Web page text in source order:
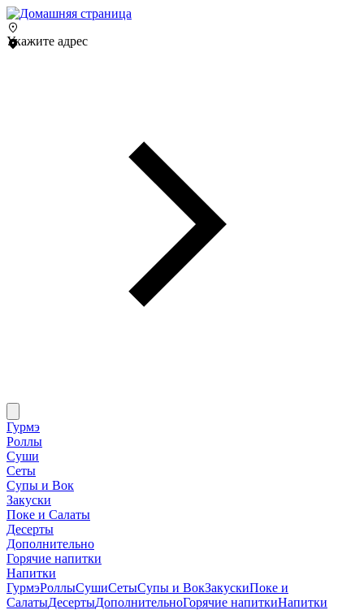
Укажите адрес
Гурмэ
Роллы
Суши
Сеты
Супы и Вок
Закуски
Поке и Салаты
Десерты
Дополнительно
Горячие напитки
Напитки
ГурмэРоллыСушиСетыСупы и ВокЗакускиПоке и
СалатыДесертыДополнительноГорячие напиткиНапитки